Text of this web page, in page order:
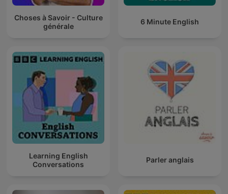
Choses à Savoir - Culture
générale
6 Minute English
Learning English
Conversations
Parler anglais